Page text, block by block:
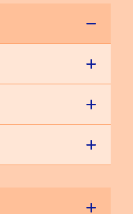
emocional e
relações familiares